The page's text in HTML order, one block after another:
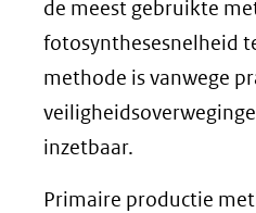
de meest gebruikte
fotosynthesesnelheid
methode is vanwege
inzetbaar.
Primaire productie